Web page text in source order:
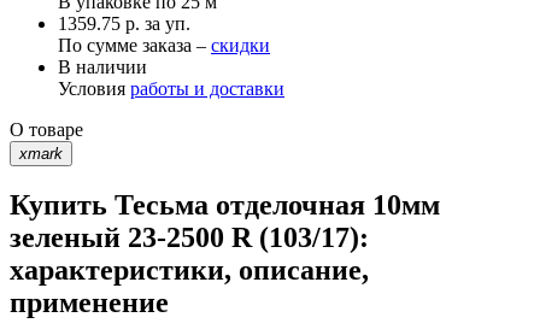
1359.75 р. за уп.
По сумме заказа – скидки
В наличии
Условия работы и доставки
О товаре
xmark
Купить Тесьма отделочная 10мм
зеленый 23-2500 R (103/17):
характеристики, описание,
применение